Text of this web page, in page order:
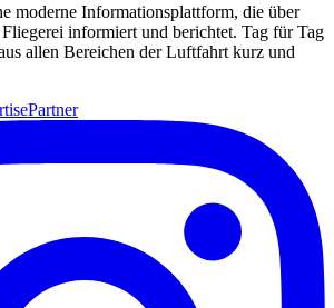
moderne Informationsplattform, die über
informiert und berichtet. Tag für Tag
allen Bereichen der Luftfahrt kurz und
Partner